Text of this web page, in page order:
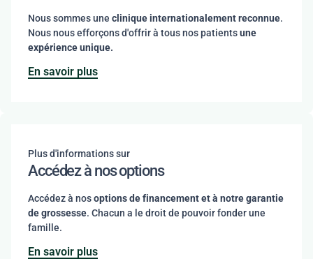
Nous sommes une clinique internationalement reconnue.
Nous nous efforçons d'offrir à tous nos patientsune
expérience unique.
En savoir plus
Plus d'informations sur
Accédez à nos options
Accédez à nosoptions de financement et à notre garantie
de grossesse. Chacun a le droit de pouvoir fonder une
famille.
En savoir plus